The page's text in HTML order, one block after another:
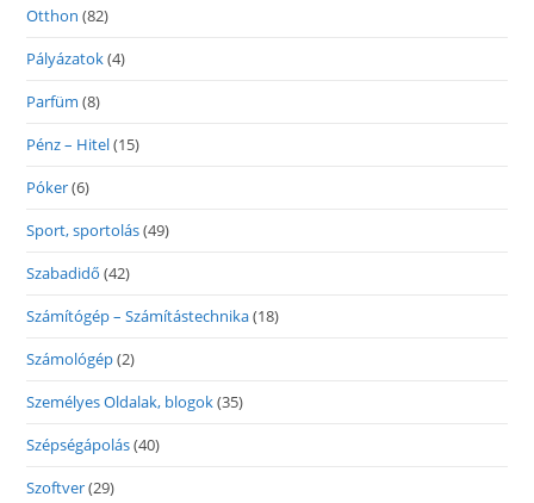
Otthon (82)
Pályázatok(4)
Parfüm (8)
Pénz – Hitel(15)
Póker(6)
Sport, sportolás(49)
Szabadidő (42)
Számítógép – Számítástechnika(18)
Számológép(2)
Személyes Oldalak, blogok(35)
Szépségápolás(40)
Szoftver(29)